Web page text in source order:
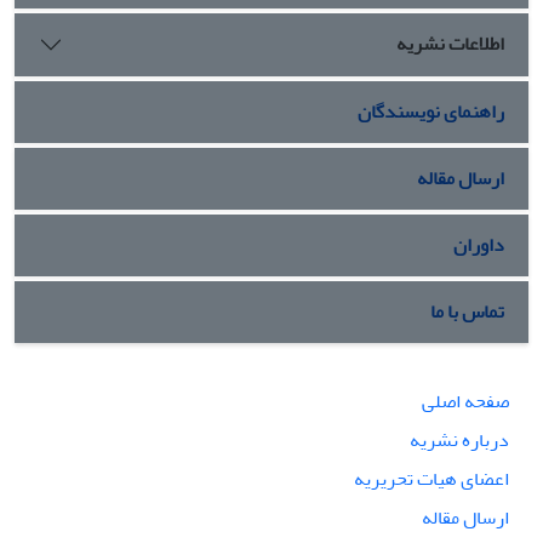
اطلاعات نشریه
راهنمای نویسندگان
ارسال مقاله
داوران
تماس با ما
صفحه اصلی
درباره نشریه
اعضای هیات تحریریه
ارسال مقاله